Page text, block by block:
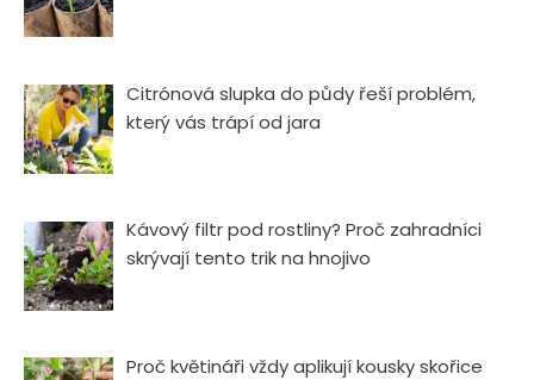
Citrónová slupka do půdy řeší problém,
který vás trápí od jara
Kávový filtr pod rostliny? Proč zahradníci
skrývají tento trik na hnojivo
Proč květináři vždy aplikují kousky skořice